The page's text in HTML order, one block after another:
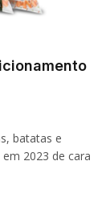
batatas e
2023 de cara